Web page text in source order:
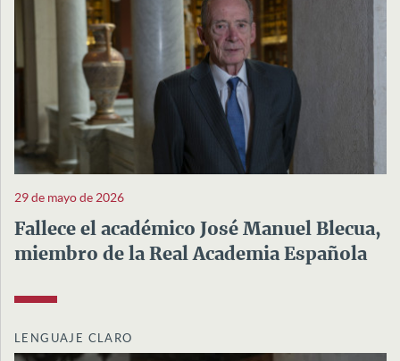
29 de mayo de 2026
Fallece el académico José Manuel Blecua,
miembro de la Real Academia Española
LENGUAJE CLARO